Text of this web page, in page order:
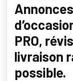
PRO,
livraison
possible.